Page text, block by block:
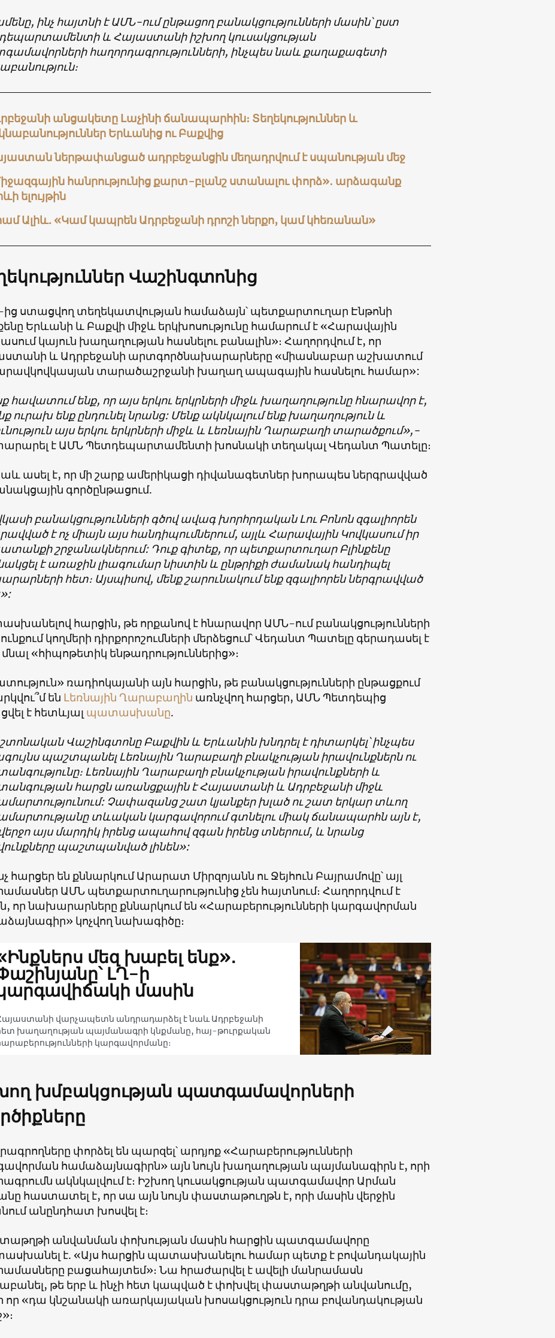
ինչ հայտնի է ԱՄՆ-ում ընթացող բանակցությունների մասին՝ ըստ
և Հայաստանի իշխող կուսակցության
հաղորդագրությունների, ինչպես նաև քաղաքագետի
անցակետը Լաչինի ճանապարհին։ Տեղեկություններ և
Երևանից ու Բաքվից
ներթափանցած ադրբեջանցին մեղադրվում է սպանության մեջ
հանրությունից քարտ-բլանշ ստանալու փորձ»․ արձագանք
ելույթին
Ալիև. «Կամ կապրեն Ադրբեջանի դրոշի ներքո, կամ կհեռանան»
Վաշինգտոնից
ստացվող տեղեկատվության համաձայն՝ պետքարտուղար Էնթոնի
Երևանի և Բաքվի միջև երկխոսությունը համարում է «Հարավային
կայուն խաղաղության հասնելու բանալին»։ Հաղորդվում է, որ
և Ադրբեջանի արտգործնախարարները «միասնաբար աշխատում
տարածաշրջանի խաղաղ ապագային հասնելու համար»:
հավատում ենք, որ այս երկու երկրների միջև խաղաղությունը հնարավոր է,
ուրախ ենք ընդունել նրանց: Մենք ակնկալում ենք խաղաղություն և
այս երկու երկրների միջև և Լեռնային Ղարաբաղի տարածքում»,-
է ԱՄՆ Պետդեպարտամենտի խոսնակի տեղակալ Վեդանտ Պատելը։
ասել է, որ մի շարք ամերիկացի դիվանագետներ խորապես ներգրավված
գործընթացում.
բանակցությունների գծով ավագ խորհրդական Լու Բոնոն զգալիորեն
է ոչ միայն այս հանդիպումներում, այլև Հարավային Կովկասում իր
շրջանակներում: Դուք գիտեք, որ պետքարտուղար Բլինքենը
է առաջին լիագումար նիստին և ընթրիքի ժամանակ հանդիպել
հետ։ Այսպիսով, մենք շարունակում ենք զգալիորեն ներգրավված
հարցին, թե որքանով է հնարավոր ԱՄՆ-ում բանակցությունների
կողմերի դիրքորոշումների մերձեցում՝ Վեդանտ Պատելը գերադասել է
մնալ «հիպոթետիկ ենթադրություններից»։
ռադիոկայանի այն հարցին, թե բանակցությունների ընթացքում
են Լեռնային Ղարաբաղին առնչվող հարցեր, ԱՄՆ Պետդեպից
է հետևյալ պատասխանը.
Վաշինգտոնը Բաքվին և Երևանին խնդրել է դիտարկել՝ ինչպես
պաշտպանել Լեռնային Ղարաբաղի բնակչության իրավունքներն ու
Լեռնային Ղարաբաղի բնակչության իրավունքների և
հարցն առանցքային է Հայաստանի և Ադրբեջանի միջև
Չափազանց շատ կյանքեր խլած ու շատ երկար տևող
տևական կարգավորում գտնելու միակ ճանապարհն այն է,
այս մարդիկ իրենց ապահով զգան իրենց տներում, և նրանց
պաշտպանված լինեն»:
հարցեր են քննարկում Արարատ Միրզոյանն ու Ջեյհուն Բայրամովը՝ այլ
ԱՄՆ պետքարտուղարությունից չեն հայտնում։ Հաղորդվում է
որ նախարարները քննարկում են «Հարաբերությունների կարգավորման
կոչվող նախագիծը։
մեզ խաբել ենք»․
ԼՂ-ի
մասին
վարչապետն անդրադարձել է նաև Ադրբեջանի
խաղաղության պայմանագրի կնքմանը, հայ-թուրքական
կարգավորմանը։
խմբակցության պատգամավորների
փորձել են պարզել՝ արդյոք «Հարաբերությունների
համաձայնագիրն» այն նույն խաղաղության պայմանագիրն է, որի
ակնկալվում է։ Իշխող կուսակցության պատգամավոր Արման
հաստատել է, որ սա այն նույն փաստաթուղթն է, որի մասին վերջին
անընդհատ խոսվել է։
անվանման փոխության մասին հարցին պատգամավորը
է. «Այս հարցին պատասխանելու համար պետք է բովանդակային
բացահայտեմ»։ Նա հրաժարվել է ավելի մանրամասն
թե երբ և ինչի հետ կապված է փոխվել փաստաթղթի անվանումը,
որ «դա կնշանակի առարկայական խոսակցություն դրա բովանդակության